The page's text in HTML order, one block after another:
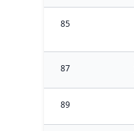
85
87
89